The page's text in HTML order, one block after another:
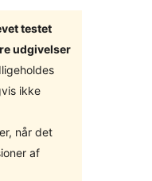
testet
udgivelser
ikke
når det
af